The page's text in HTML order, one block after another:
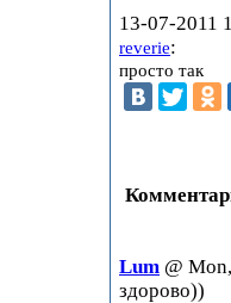
13-07-2011
reverie:
просто так
Lum @
здорово))